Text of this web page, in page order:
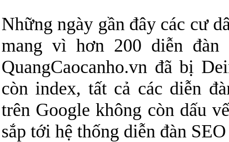
Những ngày gần đây các cư
mang vì hơn 200 diễn
QuangCaocanho.vn đã bị
còn index, tất cả các diễn
trên Google không còn dấu
sắp tới hệ thống diễn đàn